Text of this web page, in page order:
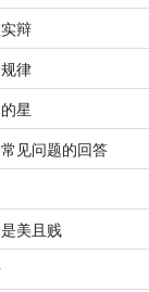
辩
律
星
见问题的回答
美且贱